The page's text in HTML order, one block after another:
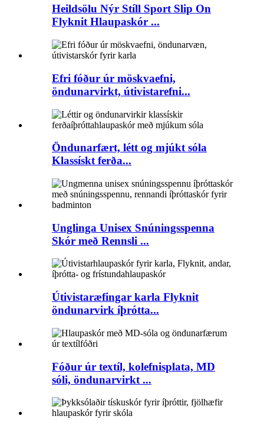
Heildsölu Nýr Stíll Sport Slip On
Flyknit Hlaupaskór ...
Efri fóður úr möskvaefni,
öndunarvirkt, útivistarefni...
Öndunarfært, létt og mjúkt sóla
Klassískt ferða...
Unglinga Unisex Snúningsspenna
Skór með Rennsli ...
Útivistaræfingar karla Flyknit
öndunarvirk íþrótta...
Fóður úr textíl, kolefnisplata, MD
sóli, öndunarvirkt ...